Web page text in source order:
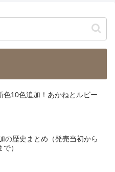
色10色追加！あかねとルビー
の歴史まとめ（発売当初から
）